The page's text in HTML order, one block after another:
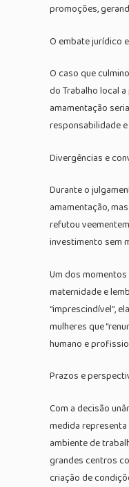
promoções,
O embate jurídico
O caso que
do Trabalho local
amamentação
responsabilidade
Divergências e
Durante o
amamentação,
refutou
investimento sem
Um dos
maternidade e
“imprescindível”,
mulheres que
humano e
Prazos e
Com a decisão
medida
ambiente de
grandes centros
criação de